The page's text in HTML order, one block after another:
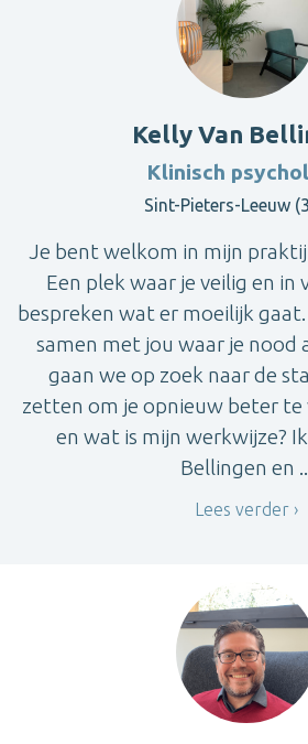
Kelly Van
Klinisch
Sint-Pieters-Leeuw
Je bent welkom in mijn
Een plek waar je veilig en in
bespreken wat er moeilijk
samen met jou waar je nood
gaan we op zoek naar de
zetten om je opnieuw beter te
en wat is mijn werkwijze?
Bellingen en
Lees verder